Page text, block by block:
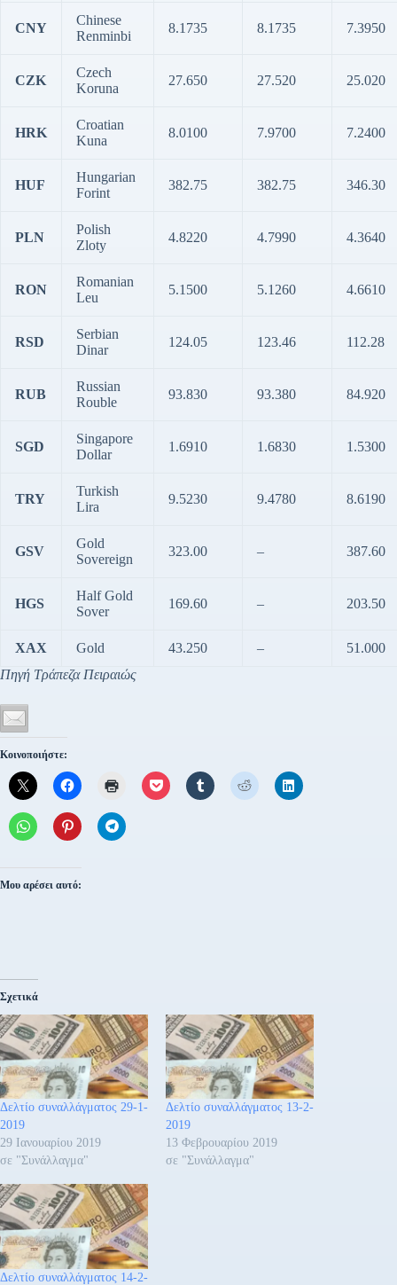
CNY
Chinese
Renminbi
8.1735 8.1735 7.3950
CZK
Czech
Koruna
27.650 27.520 25.020
HRK
Croatian
Kuna
8.0100 7.9700 7.2400
HUF
Hungarian
Forint
382.75 382.75 346.30
PLN
Polish
Zloty
4.8220 4.7990 4.3640
RON
Romanian
Leu
5.1500 5.1260 4.6610
RSD
Serbian
Dinar
124.05 123.46 112.28
RUB
Russian
Rouble
93.830 93.380 84.920
SGD
Singapore
Dollar
1.6910 1.6830 1.5300
TRY
Turkish
Lira
9.5230 9.4780 8.6190
GSV
Gold
Sovereign
323.00 – 387.60
HGS
Half Gold
Sover
169.60 – 203.50
XAX Gold 43.250 –
51.000
Πηγή Τράπεζα Πειραιώς
Κοινοποιήστε:
Μου αρέσει αυτό:
Σχετικά
Δελτίο συναλλάγματος 29-1-
2019
29 Ιανουαρίου 2019
σε "Συνάλλαγμα"
Δελτίο συναλλάγματος 13-2-
2019
13 Φεβρουαρίου 2019
σε "Συνάλλαγμα"
Δελτίο συναλλάγματος 14-2-